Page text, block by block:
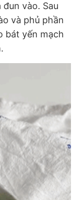
vào. Sau
và phủ phần
bát yến mạch